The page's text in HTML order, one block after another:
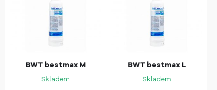
BWT bestmax M
Skladem
BWT bestmax L
Skladem